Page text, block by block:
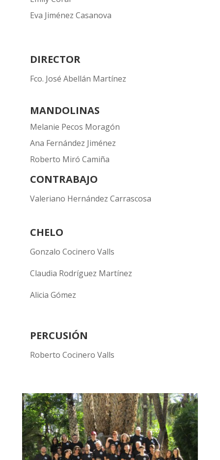
Eva Jiménez Casanova
DIRECTOR
Fco. José Abellán Martínez
MANDOLINAS
Melanie Pecos Moragón
Ana Fernández Jiménez
Roberto Miró Camiña
CONTRABAJO
Valeriano Hernández Carrascosa
CHELO
Gonzalo Cocinero Valls
Claudia Rodríguez Martínez
Alicia Gómez
PERCUSIÓN
Roberto Cocinero Valls